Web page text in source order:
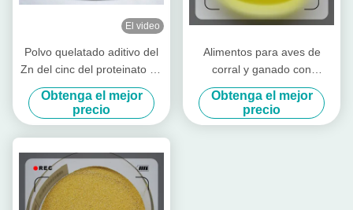
El video
Polvo quelatado aditivo del
Zn del cinc del proteinato de
la alimentación con la
proteína cruda para el
molino de alimentación
Obtenga el mejor
precio
Alimentos para aves de
corral y ganado con
aminoácidos altamente
concentrados
Obtenga el mejor
precio